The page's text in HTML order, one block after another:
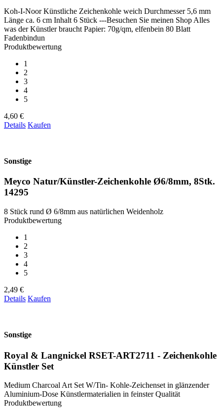
Koh-I-Noor Künstliche Zeichenkohle weich Durchmesser 5,6 mm
Länge ca. 6 cm Inhalt 6 Stück ---Besuchen Sie meinen Shop Alles
was der Künstler braucht Papier: 70g/qm, elfenbein 80 Blatt
Fadenbindun
Produktbewertung
1
2
3
4
5
4,60 €
Details Kaufen
Sonstige
Meyco Natur/Künstler-Zeichenkohle Ø6/8mm, 8Stk.
14295
8 Stück rund Ø 6/8mm aus natürlichen Weidenholz
Produktbewertung
1
2
3
4
5
2,49 €
Details Kaufen
Sonstige
Royal & Langnickel RSET-ART2711 - Zeichenkohle
Künstler Set
Medium Charcoal Art Set W/Tin- Kohle-Zeichenset in glänzender
Aluminium-Dose Künstlermaterialien in feinster Qualität
Produktbewertung